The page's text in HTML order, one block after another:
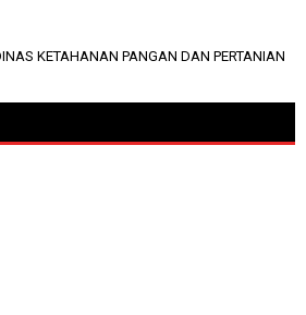
KETAHANAN PANGAN DAN PERTANIAN